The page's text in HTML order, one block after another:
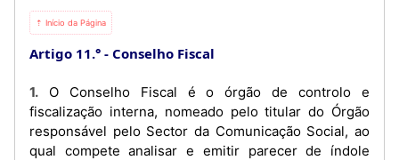
⇡ Início da Página
Artigo 11.° Conselho Fiscal
1. O Conselho Fiscal é o órgão de controlo e
fiscalização interna, nomeado pelo titular do Órgão
responsável pelo Sector da Comunicação Social, ao
qual compete analisar e emitir parecer de índole